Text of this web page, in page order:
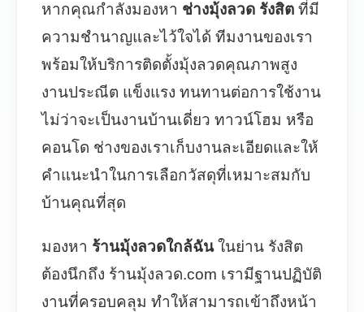
หากคุณกำลังมองหา ช่างมุ้งลวด รังสิต ที่มี
ความชำนาญและไว้ใจได้ ทีมงานของเรา
พร้อมให้บริการติดตั้งมุ้งลวดคุณภาพสูง
งานประณีต แข็งแรง ทนทานต่อการใช้งาน
ไม่ว่าจะเป็นงานบ้านเดี่ยว ทาวน์โฮม หรือ
คอนโด ช่างของเราเก็บงานละเอียดและให้
คำแนะนำในการเลือกวัสดุที่เหมาะสมกับ
บ้านคุณที่สุด
มองหา ร้านมุ้งลวดใกล้ฉันในย่าน รังสิต
ต้องนึกถึง ร้านมุ้งลวด.com เรามีฐานปฏิบัติ
งานที่ครอบคลุม ทำให้สามารถเข้าถึงหน้า